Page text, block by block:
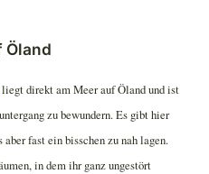
Öland
direkt am Meer auf Öland und ist
zu bewundern. Es gibt hier
fast ein bisschen zu nah lagen.
in dem ihr ganz ungestört